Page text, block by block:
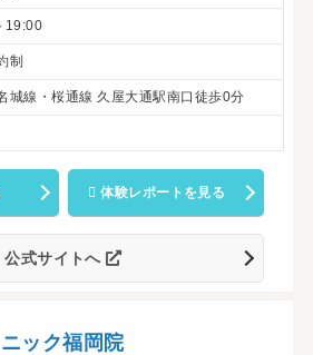
19:00
制
城線・桜通線 久屋大通駅南口徒歩0分
体験レポートを見る
公式サイトへ
ック福岡院